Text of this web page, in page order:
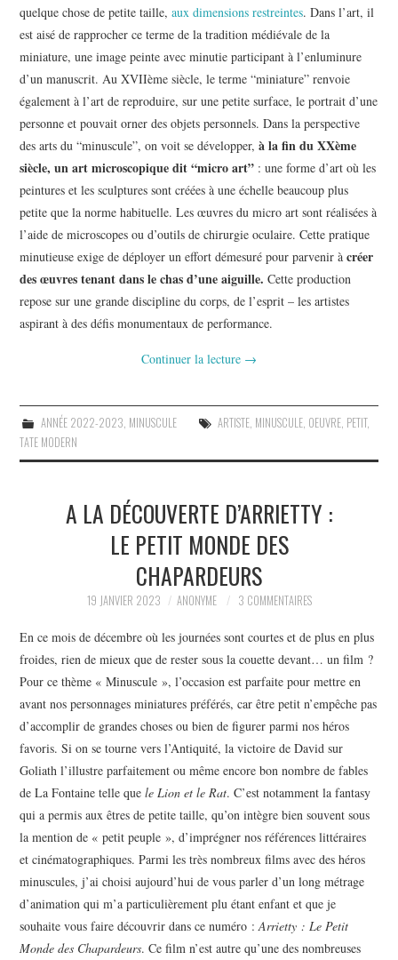
quelque chose de petite taille,aux dimensions restreintes. Dans l’art, il
est aisé de rapprocher ce terme de la tradition médiévale de la
miniature, une image peinte avec minutie participant à l’enluminure
d’un manuscrit. Au XVIIème siècle, le terme “miniature” renvoie
également à l’art de reproduire, sur une petite surface, le portrait d’une
personne et pouvait orner des objets personnels. Dans la perspective
des arts du “minuscule”, on voit se développer,à la fin du XXème
siècle, un art microscopique dit “micro art” : une forme d’art où les
peintures et les sculptures sont créées à une échelle beaucoup plus
petite que la norme habituelle. Les œuvres du micro art sont réalisées à
l’aide de microscopes ou d’outils de chirurgie oculaire. Cette pratique
minutieuse exige de déployer un effort démesuré pour parvenir àcréer
des œuvres tenant dans le chas d’une aiguille. Cette production
repose sur une grande discipline du corps, de l’esprit – les artistes
aspirant à des défis monumentaux de performance.
Continuer la lecture →
ANNÉE 2022-2023 MINUSCULE ARTISTE, MINUSCULE, OEUVRE, PETIT,
TATE MODERN
A LA DÉCOUVERTE D’ARRIETTY :
LE PETIT MONDE DES
CHAPARDEURS
19 JANVIER 2023 ANONYME 3 COMMENTAIRES
En ce mois de décembre où les journées sont courtes et de plus en plus
froides, rien de mieux que de rester sous la couette devant… un film ?
Pour ce thème « Minuscule », l’occasion est parfaite pour mettre en
avant nos personnages miniatures préférés, car être petit n’empêche pas
d’accomplir de grandes choses ou bien de figurer parmi nos héros
favoris. Si on se tourne vers l’Antiquité, la victoire de David sur
Goliath l’illustre parfaitement ou même encore bon nombre de fables
de La Fontaine telle quele Lion et le Rat. C’est notamment la fantasy
qui a permis aux êtres de petite taille, qu’on intègre bien souvent sous
la mention de « petit peuple », d’imprégner nos références littéraires
et cinématographiques. Parmi les très nombreux films avec des héros
minuscules, j’ai choisi aujourd’hui de vous parler d’un long métrage
d’animation qui m’a particulièrement plu étant enfant et que je
souhaite vous faire découvrir dans ce numéro :Arrietty : Le Petit
Monde des Chapardeurs. Ce film n’est autre qu’une des nombreuses